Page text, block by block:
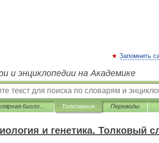
Запомнить
и энциклопедии на Академике
Молекулярная биология и генетика. Толковый словарь. Толкования Переводы
и генетика. Толковый